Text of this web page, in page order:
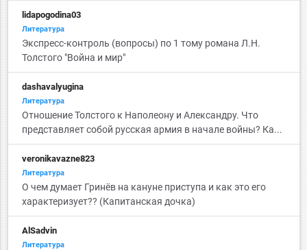
lidapogodina03
Литература
Экспресс-контроль (вопросы) по 1 тому романа Л.Н.
Толстого "Война и мир"
dashavalyugina
Литература
Отношение Толстого к Наполеону и Александру. Что
представляет собой русская армия в начале войны? Ка...
veronikavazne823
Литература
О чем думает Гринёв на кануне приступа и как это его
характеризует?? (Капитанская дочка)
AlSadvin
Литература